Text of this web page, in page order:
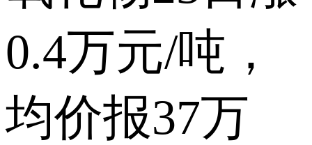
0.4万元/吨，
均价报37万